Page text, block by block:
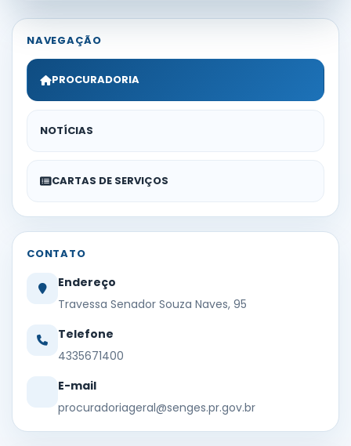
NAVEGAÇÃO
PROCURADORIA
NOTÍCIAS
CARTAS DE SERVIÇOS
CONTATO
Endereço
Travessa Senador Souza Naves, 95
Telefone
4335671400
E-mail
procuradoriageral@senges.pr.gov.br